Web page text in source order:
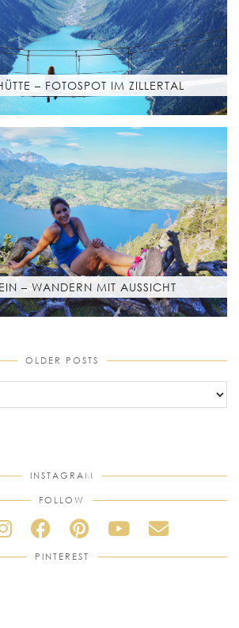
– FOTOSPOT IM ZILLERTAL
– WANDERN MIT AUSSICHT
OLDER POSTS
INSTAGRAM
FOLLOW
PINTEREST